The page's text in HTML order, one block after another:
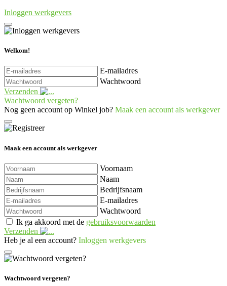
Inloggen werkgevers
Welkom!
E-mailadres
Wachtwoord
Verzenden
Wachtwoord vergeten?
Nog geen account op Winkel job? Maak een account als werkgever
Maak een account als werkgever
Voornaam
Naam
Bedrijfsnaam
E-mailadres
Wachtwoord
Ik ga akkoord met de gebruiksvoorwaarden
Verzenden
Heb je al een account? Inloggen werkgevers
Wachtwoord vergeten?